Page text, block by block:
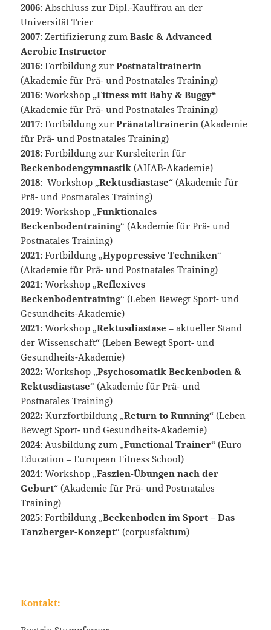
2006: Abschluss zur Dipl.-Kauffrau an der
Universität Trier
2007: Zertifizierung zumBasic & Advanced
Aerobic Instructor
2016: Fortbildung zurPostnataltrainerin
(Akademie für Prä- und Postnatales Training)
2016: Workshop „Fitness mit Baby & Buggy“
(Akademie für Prä- und Postnatales Training)
2017: Fortbildung zurPränataltrainerin (Akademie
für Prä- und Postnatales Training)
2018: Fortbildung zur Kursleiterin für
Beckenbodengymnastik (AHAB-Akademie)
2018: Workshop „Rektusdiastase“ (Akademie für
Prä- und Postnatales Training)
2019: Workshop „Funktionales
Beckenbodentraining“ (Akademie für Prä- und
Postnatales Training)
2021: Fortbildung „Hypopressive Techniken“
(Akademie für Prä- und Postnatales Training)
2021: Workshop „Reflexives
Beckenbodentraining“ (Leben Bewegt Sport- und
Gesundheits-Akademie)
2021: Workshop „Rektusdiastase – aktueller Stand
der Wissenschaft“ (Leben Bewegt Sport- und
Gesundheits-Akademie)
2022: Workshop „Psychosomatik Beckenboden &
Rektusdiastase“ (Akademie für Prä- und
Postnatales Training)
2022: Kurzfortbildung „Return to Running“ (Leben
Bewegt Sport- und Gesundheits-Akademie)
2024: Ausbildung zum „Functional Trainer“ (Euro
Education – European Fitness School)
2024: Workshop „Faszien-Übungen nach der
Geburt“ (Akademie für Prä- und Postnatales
Training)
2025: Fortbildung „Beckenboden im Sport – Das
Tanzberger-Konzept“ (corpusfaktum)
Kontakt: